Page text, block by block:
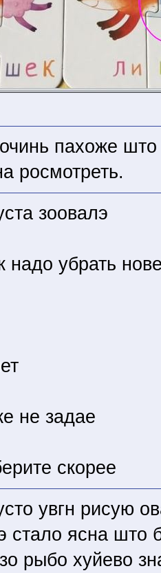
пахоже
росмотреть.
зоовалэ
надо убрать
не задае
скорее
увгн рисую
стало ясна што
рыбо хуйево